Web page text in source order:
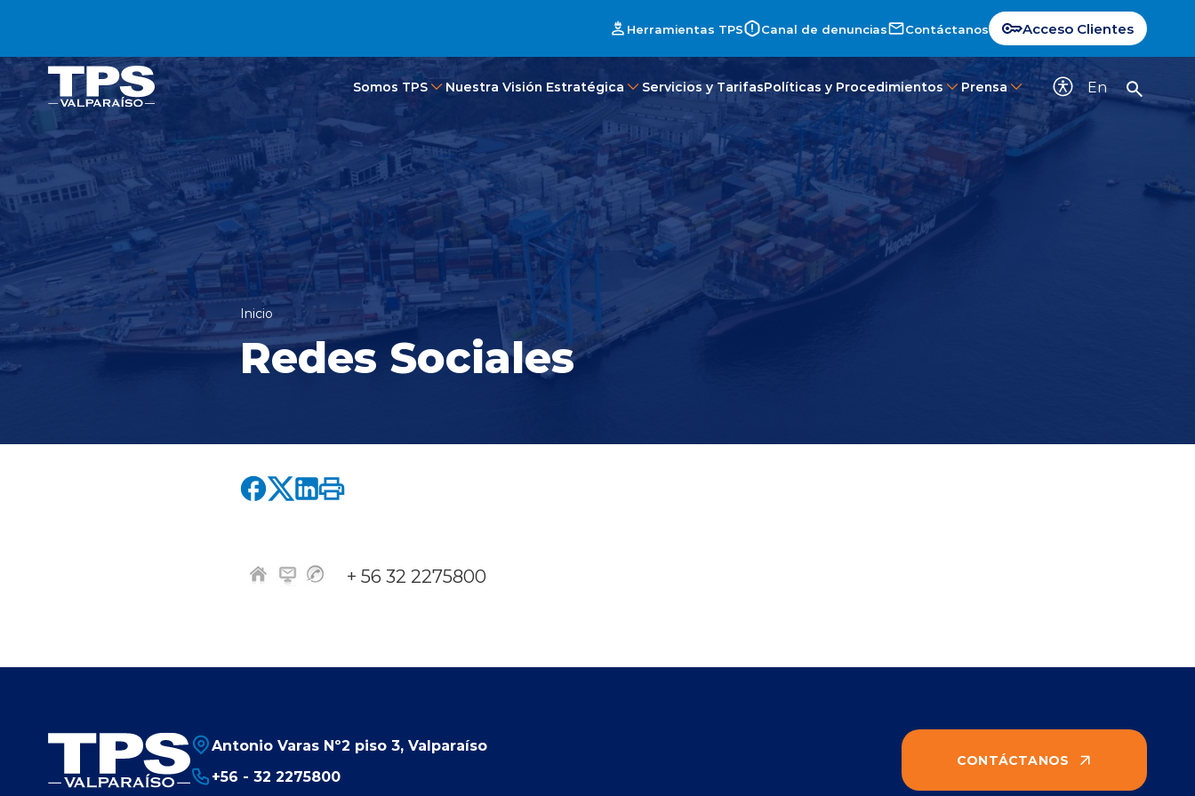
Herramientas TPS Canal de denuncias Contáctanos Acceso Clientes
Somos TPS Nuestra Visión Estratégica Servicios y TarifasPolíticas y Procedimientos Prensa En
Inicio
Redes Sociales
+ 56 32 2275800
Antonio Varas Nº2 piso 3, Valparaíso
+56 - 32 2275800
CONTÁCTANOS